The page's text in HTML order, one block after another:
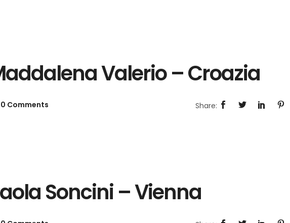
Valerio – Croazia
0 Comments
Soncini – Vienna